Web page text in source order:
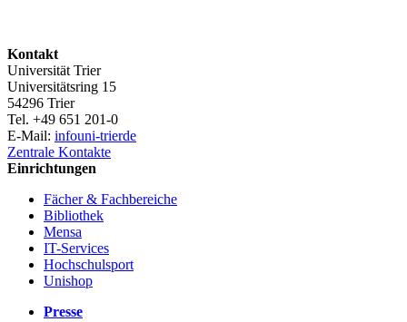
Kontakt
Universität Trier
Universitätsring 15
54296 Trier
Tel. +49 651 201-0
E-Mail: infouni-trierde
Zentrale Kontakte
Einrichtungen
Fächer & Fachbereiche
Bibliothek
Mensa
IT-Services
Hochschulsport
Unishop
Presse